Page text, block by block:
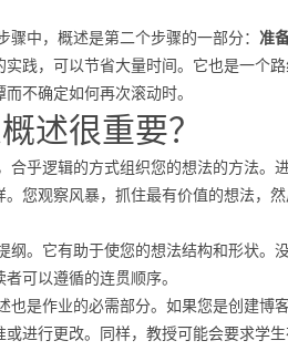
中，概述是第二个步骤的一部分： 准
践，可以节省大量时间。 它也是一个
不确定如何再次滚动时。
述很重要？
乎逻辑的方式组织您的想法的方法。
您观察风暴，抓住最有价值的想法，
。 它有助于使您的想法结构和形状。
可以遵循的连贯顺序。
是作业的必需部分。 如果您是创建博
进行更改。
同样，教授可能会要求学